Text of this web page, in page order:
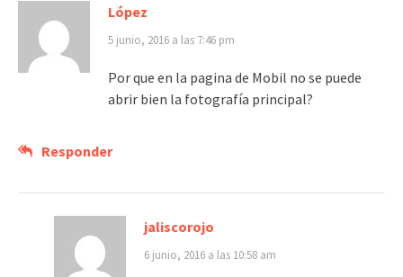
López
5 junio, 2016 a las 7:46 pm
Por que en la pagina de Mobil no se puede
abrir bien la fotografía principal?
Responder
jaliscorojo
6 junio, 2016 a las 10:58 am